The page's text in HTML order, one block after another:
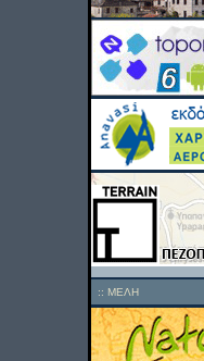
:: ΜΕΛΗ